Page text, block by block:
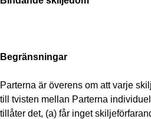
Begränsningar
Parterna är överens om att varje
till tvisten mellan Parterna
tillåter det, (a) får inget